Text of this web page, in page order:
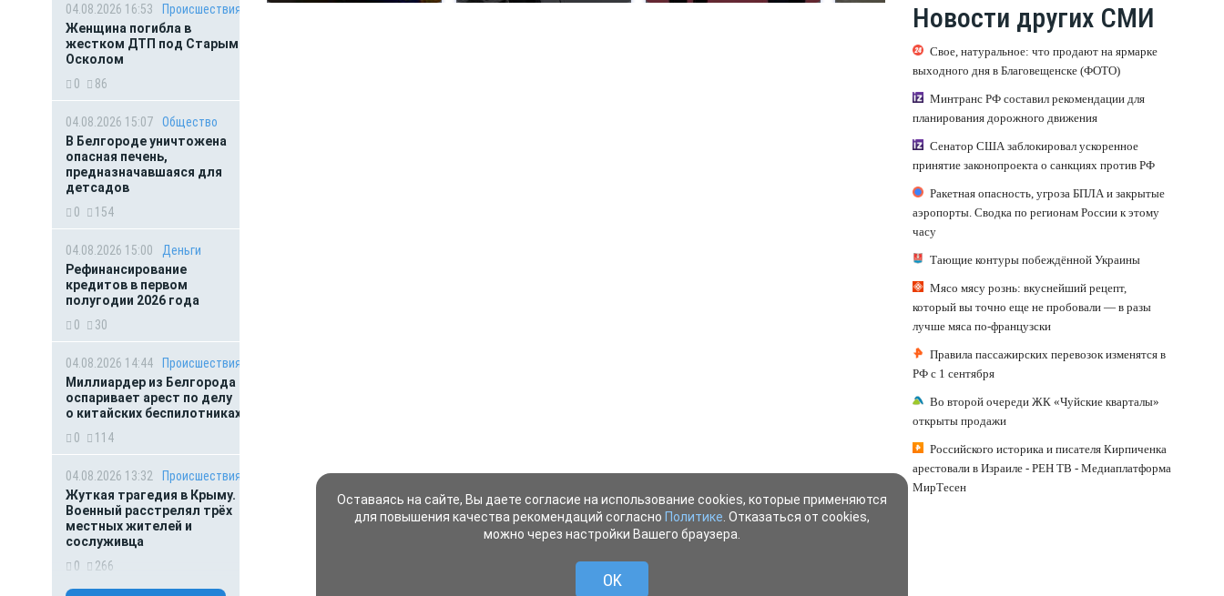
04.08.2026 16:53
Происшествия
Женщина погибла в
жестком ДТП под Старым
Осколом
0
86
04.08.2026 15:07
Общество
В Белгороде уничтожена
опасная печень,
предназначавшаяся для
детсадов
0
154
04.08.2026 15:00
Деньги
Рефинансирование
кредитов в первом
полугодии 2026 года
0
30
04.08.2026 14:44
Происшествия
Миллиардер из Белгорода
оспаривает арест по делу
о китайских беспилотниках
0
114
04.08.2026 13:32
Происшествия
Жуткая трагедия в Крыму.
Военный расстрелял трёх
местных жителей и
сослуживца
0
266
Новости других СМИ
Свое, натуральное: что продают на ярмарке
выходного дня в Благовещенске (ФОТО)
Минтранс РФ составил рекомендации для
планирования дорожного движения
Сенатор США заблокировал ускоренное
принятие законопроекта о санкциях против РФ
Ракетная опасность, угроза БПЛА и закрытые
аэропорты. Сводка по регионам России к этому
часу
Тающие контуры побеждённой Украины
Мясо мясу рознь: вкуснейший рецепт,
который вы точно еще не пробовали — в разы
лучше мяса по-французски
Правила пассажирских перевозок изменятся в
РФ с 1 сентября
Во второй очереди ЖК «Чуйские кварталы»
открыты продажи
Российского историка и писателя Кирпиченка
арестовали в Израиле - РЕН ТВ - Медиаплатформа
МирТесен
Оставаясь на сайте, Вы даете согласие на использование cookies, которые применяются
для повышения качества рекомендаций согласно Политике . Отказаться от cookies,
можно через настройки Вашего браузера.
OK